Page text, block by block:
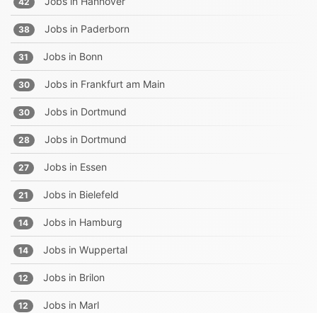
38 Jobs in Paderborn
31 Jobs in Bonn
30 Jobs in Frankfurt am Main
30 Jobs in Dortmund
28 Jobs in Dortmund
27 Jobs in Essen
21 Jobs in Bielefeld
14 Jobs in Hamburg
14 Jobs in Wuppertal
12 Jobs in Brilon
12 Jobs in Marl